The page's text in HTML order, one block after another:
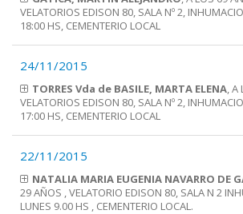
VELATORIOS EDISON 80, SALA Nº 2,
18:00 HS, CEMENTERIO LOCAL
24/11/2015
TORRES Vda de BASILE, MARTA ELENA, A
VELATORIOS EDISON 80, SALA Nº 2,
17:00 HS, CEMENTERIO LOCAL
22/11/2015
NATALIA MARIA EUGENIA NAVARRO DE
29 AÑOS , VELATORIO EDISON 80, SALA N 2
LUNES 9.00 HS , CEMENTERIO LOCAL.